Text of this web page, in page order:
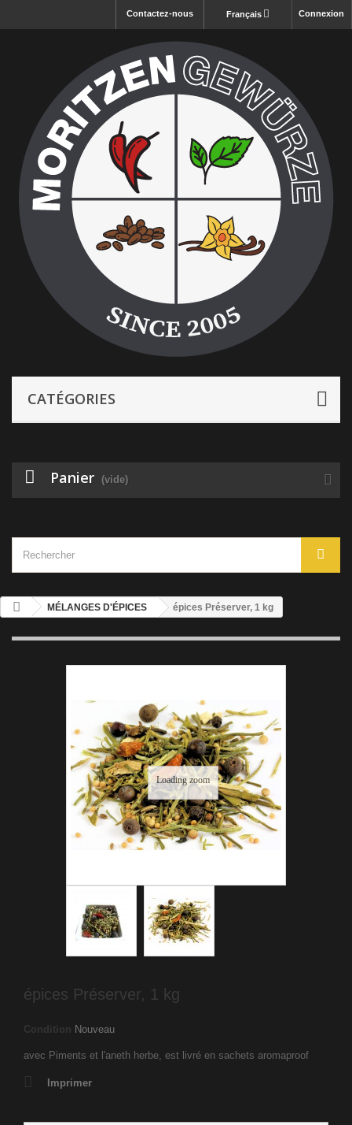
Connexion
Français
Contactez-nous
CATÉGORIES
Panier (vide)
MÉLANGES D'ÉPICES épices Préserver, 1 kg
Loading zoom
épices Préserver, 1 kg
Condition Nouveau
avec Piments et l'aneth herbe, est livré en sachets aromaproof
Imprimer